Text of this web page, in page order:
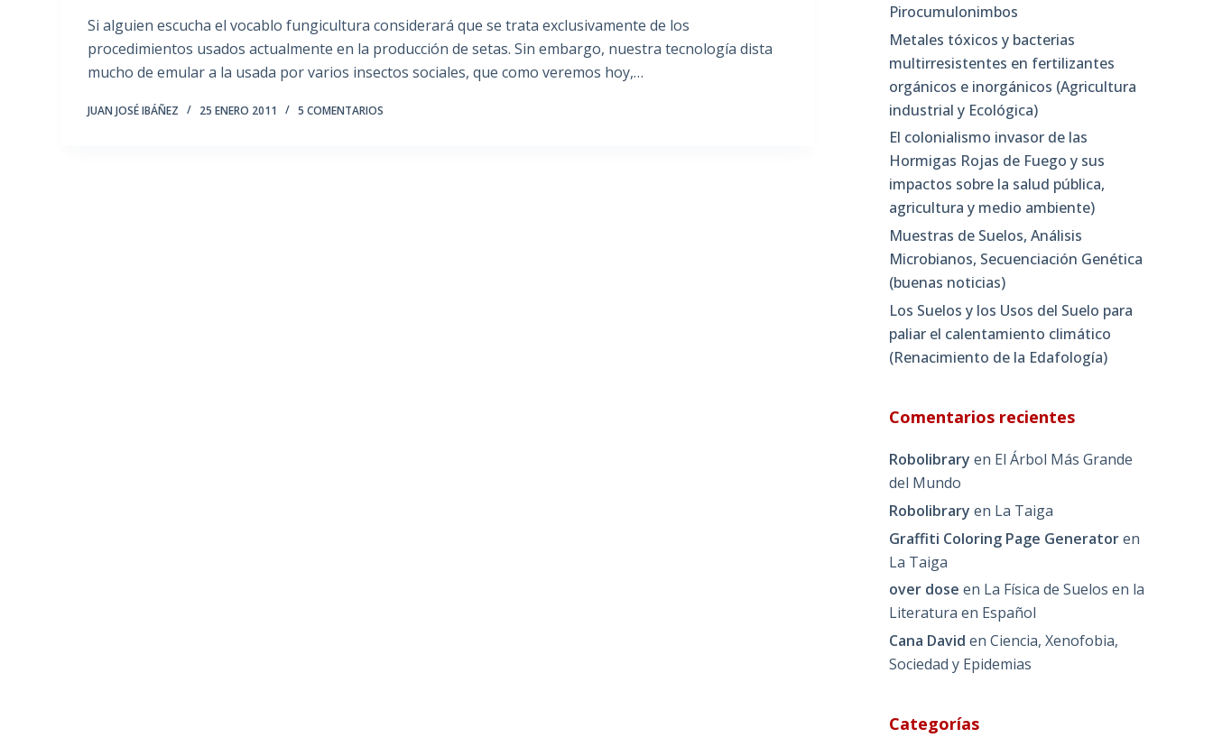
Si alguien escucha el vocablo fungicultura considerará que se trata exclusivamente de los
procedimientos usados actualmente en la producción de setas. Sin embargo, nuestra tecnología dista
mucho de emular a la usada por varios insectos sociales, que como veremos hoy,…
JUAN JOSÉ IBÁÑEZ 25 ENERO 2011 5 COMENTARIOS
Pirocumulonimbos
Metales tóxicos y bacterias
multirresistentes en fertilizantes
orgánicos e inorgánicos (Agricultura
industrial y Ecológica)
El colonialismo invasor de las
Hormigas Rojas de Fuego y sus
impactos sobre la salud pública,
agricultura y medio ambiente)
Muestras de Suelos, Análisis
Microbianos, Secuenciación Genética
(buenas noticias)
Los Suelos y los Usos del Suelo para
paliar el calentamiento climático
(Renacimiento de la Edafología)
Comentarios recientes
Robolibrary en El Árbol Más Grande
del Mundo
Robolibrary en La Taiga
Graffiti Coloring Page Generatoren
La Taiga
over dose en La Física de Suelos en la
Literatura en Español
Cana David enCiencia, Xenofobia,
Sociedad y Epidemias
Categorías